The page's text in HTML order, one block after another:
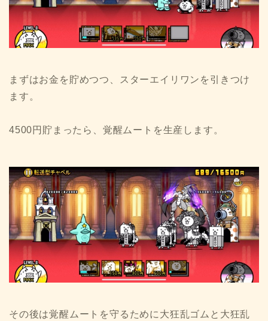
まずはお金を貯めつつ、スターエイリワンを引きつけ
ます。
4500円貯まったら、覚醒ムートを生産します。
その後は覚醒ムートを守るために大狂乱ゴムと大狂乱